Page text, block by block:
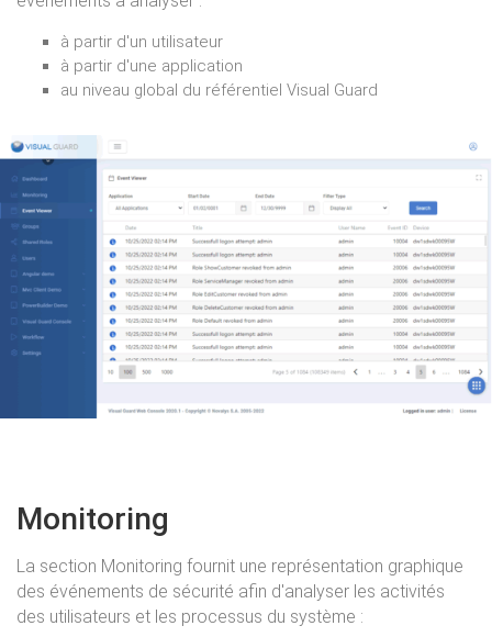
à partir d'un utilisateur
à partir d'une application
au niveau global du référentiel Visual Guard
Monitoring
La section Monitoring fournit une représentation graphique
des événements de sécurité afin d'analyser les activités
des utilisateurs et les processus du système :